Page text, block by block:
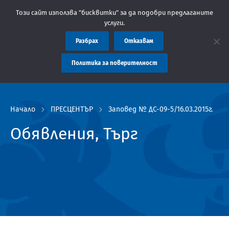
Областна администрация Пловдив препоръчва
Начало ПРЕСЦЕНТЪР Заповед № ДС-09-5/16.03.2015г.
Обявления, Търг
Този сайт използва "бисквитки" за да подобри предлаганите
услуги.
Разбрах Отказвам
Политика за поверителност